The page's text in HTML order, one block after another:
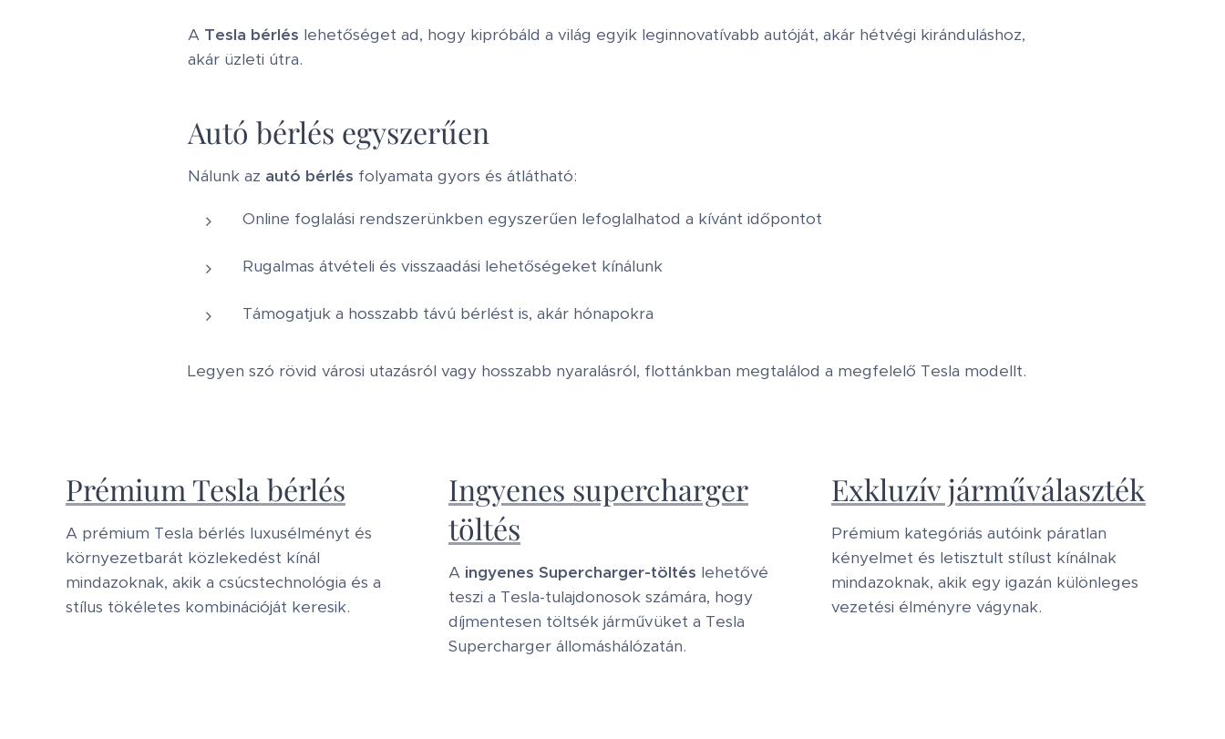
A Tesla bérlés lehetőséget ad, hogy kipróbáld a világ egyik leginnovatívabb autóját, akár hétvégi kiránduláshoz,
akár üzleti útra.
Autó bérlés egyszerűen
Nálunk az autó bérlés folyamata gyors és átlátható:
Online foglalási rendszerünkben egyszerűen lefoglalhatod a kívánt időpontot
Rugalmas átvételi és visszaadási lehetőségeket kínálunk
Támogatjuk a hosszabb távú bérlést is, akár hónapokra
Legyen szó rövid városi utazásról vagy hosszabb nyaralásról, flottánkban megtalálod a megfelelő Tesla modellt.
Prémium Tesla bérlés
A prémium Tesla bérlés luxusélményt és
környezetbarát közlekedést kínál
mindazoknak, akik a csúcstechnológia és a
stílus tökéletes kombinációját keresik.
Ingyenes supercharger
töltés
A ingyenes Supercharger-töltés lehetővé
teszi a Tesla-tulajdonosok számára, hogy
díjmentesen töltsék járművüket a Tesla
Supercharger állomáshálózatán.
Exkluzív járműválaszték
Prémium kategóriás autóink páratlan
kényelmet és letisztult stílust kínálnak
mindazoknak, akik egy igazán különleges
vezetési élményre vágynak.